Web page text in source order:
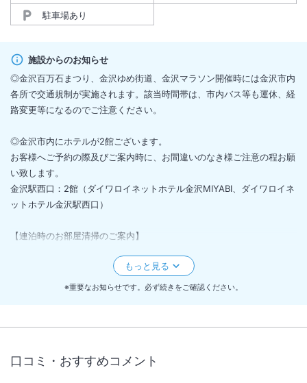
駐車場あり
施設からのお知らせ
◎金沢百万石まつり、金沢ゆめ街道、金沢マラソン開催時には金沢市内
各所で交通規制が実施されます。該当時間帯は、市内バス等も運休、経
路変更等になるのでご注意ください。
◎金沢市内にホテルが2館ございます。
お客様へご予約の際及びご案内時に、お間違いのなき様ご注意の程お願
い致します。
金沢駅西口：2館（ダイワロイネットホテル金沢MIYABI、ダイワロイネ
ットホテル金沢駅西口）
【連泊時のお部屋清掃のご案内】
でに青色のマグネット（部屋を清掃してください）をドアの廊下側に貼
ってお知らせください。
廊下側に貼ってお知らせください。
一切行いませんのでご注意ください。
※重要なお知らせです。必ず続きをご確認ください。
口コミ・おすすめコメント